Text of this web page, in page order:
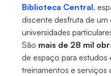
Biblioteca Central,
discente desfruta de
universidades
São mais de 28 mil
de espaço para estudos
treinamentos e serviços